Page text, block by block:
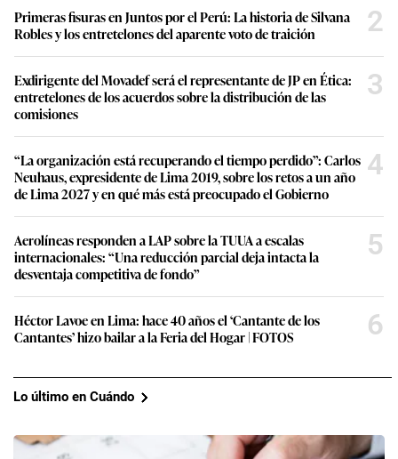
Primeras fisuras en Juntos por el Perú: La historia de Silvana
Robles y los entretelones del aparente voto de traición
2
Exdirigente del Movadef será el representante de JP en Ética:
entretelones de los acuerdos sobre la distribución de las
comisiones
3
“La organización está recuperando el tiempo perdido”: Carlos
Neuhaus, expresidente de Lima 2019, sobre los retos a un año
de Lima 2027 y en qué más está preocupado el Gobierno
4
Aerolíneas responden a LAP sobre la TUUA a escalas
internacionales: “Una reducción parcial deja intacta la
desventaja competitiva de fondo”
5
Héctor Lavoe en Lima: hace 40 años el ‘Cantante de los
Cantantes’ hizo bailar a la Feria del Hogar | FOTOS
6
Lo último en Cuándo